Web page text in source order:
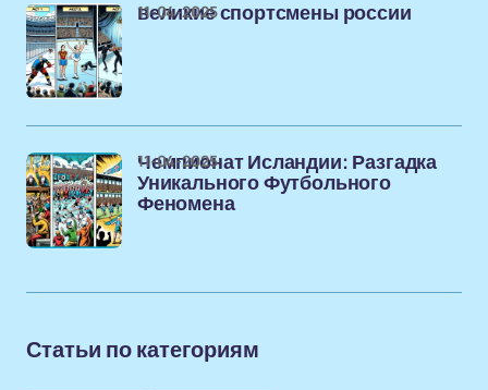
великие спортсмены россии
11-04-2025
Чемпионат Исландии: Разгадка
Уникального Футбольного
Феномена
11-04-2025
Статьи по категориям